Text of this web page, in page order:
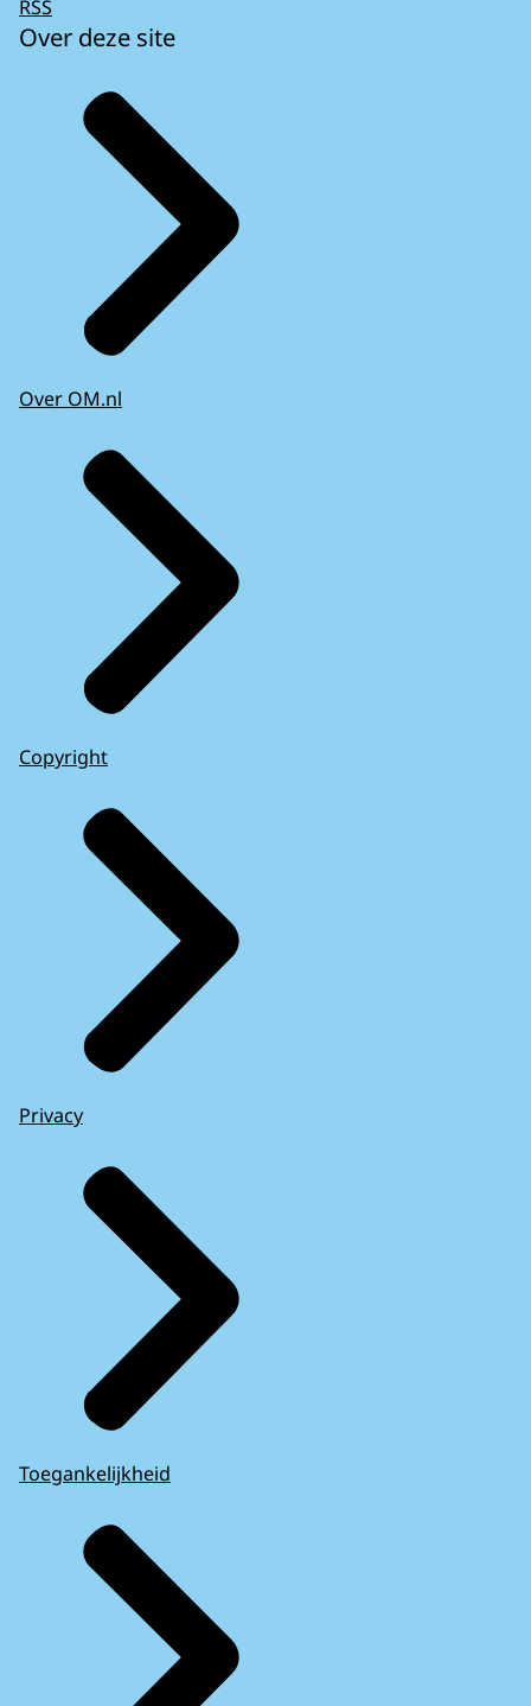
RSS
Over deze site
Over OM.nl
Copyright
Privacy
Toegankelijkheid